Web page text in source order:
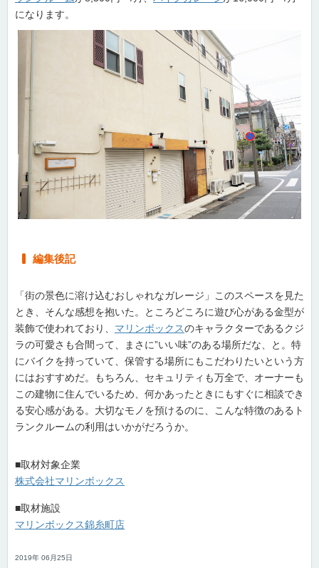
になります。
編集後記
「街の景色に溶け込むおしゃれなガレージ」このスペースを見た
とき、そんな感想を抱いた。ところどころに遊び心がある金型が
装飾で使われており、 マリンボックスのキャラクターであるクジ
ラの可愛さも合間って、まさに”いい味”のある場所だな、と。特
にバイクを持っていて、保管する場所にもこだわりたいという方
にはおすすめだ。もちろん、セキュリティも万全で、オーナーも
この建物に住んでいるため、何かあったときにもすぐに相談でき
る安心感がある。大切なモノを預けるのに、こんな特徴のあるト
ランクルームの利用はいかがだろうか。
■取材対象企業
株式会社マリンボックス
■取材施設
マリンボックス錦糸町店
2019年 06月25日